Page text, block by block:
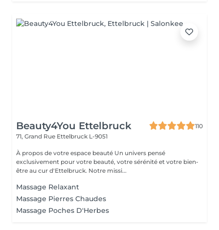
Beauty4You Ettelbruck
110
71, Grand Rue Ettelbruck L-9051
À propos de votre espace beauté Un univers pensé
exclusivement pour votre beauté, votre sérénité et votre bien-
être au cur d'Ettelbruck. Notre missi...
Massage Relaxant
Massage Pierres Chaudes
Massage Poches D'Herbes